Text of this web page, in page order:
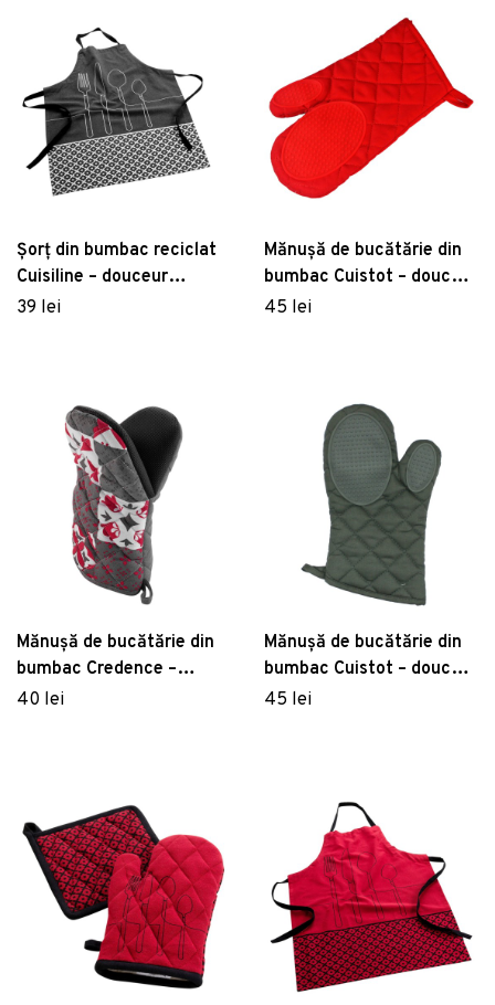
Șorț din bumbac reciclat
Cuisiline – douceur
d'intérieur
39 lei
Mănușă de bucătărie din
bumbac Cuistot – douceur
d'intérieur
45 lei
Mănușă de bucătărie din
bumbac Credence –
douceur d'intérieur
40 lei
Mănușă de bucătărie din
bumbac Cuistot – douceur
d'intérieur
45 lei